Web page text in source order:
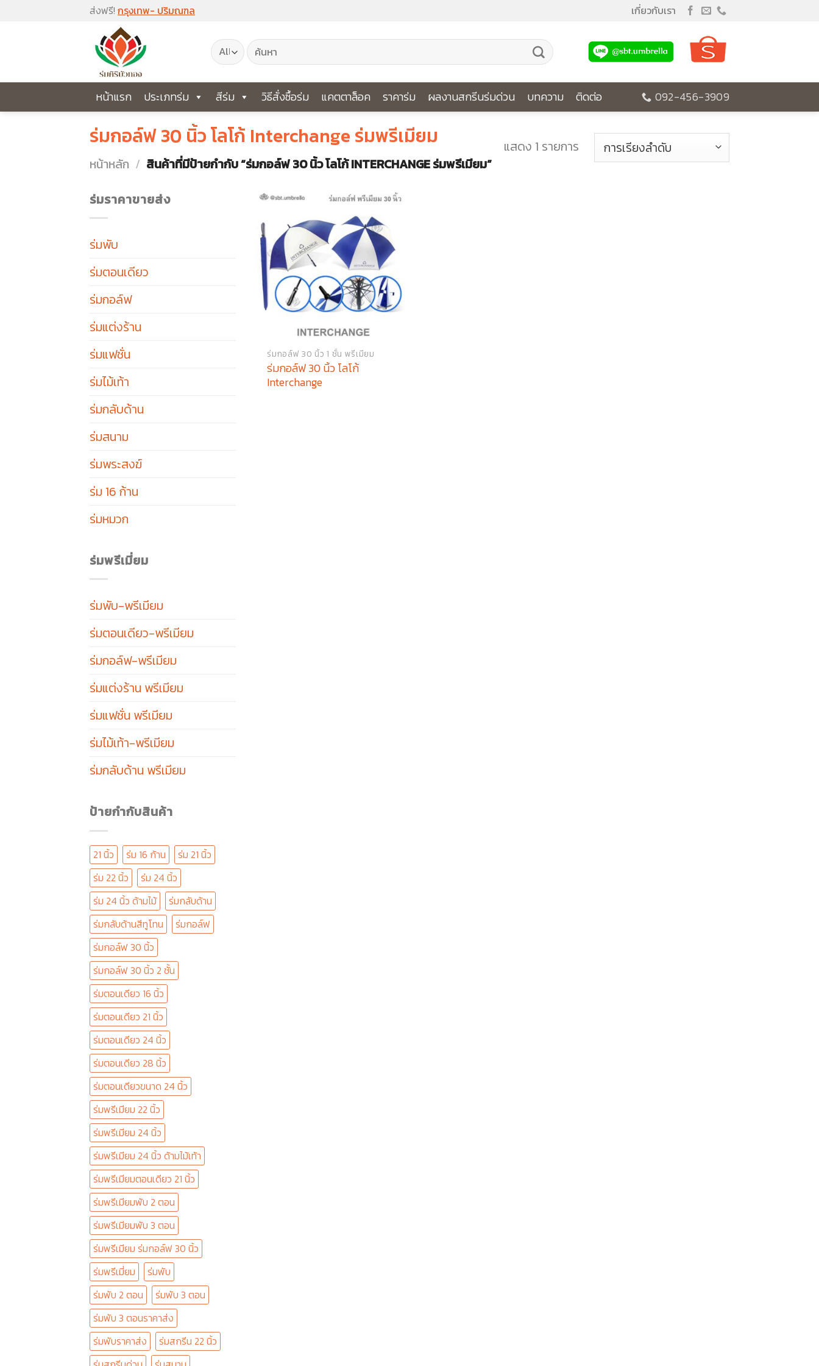
ส่งฟรี! กรุงเทพ- ปริมณฑล เกี่ยวกับเรา
ค้นหา:
หน้าแรก ประเภทร่ม สีร่ม วิธีสั่งซื้อร่ม แคตตาล็อค ราคาร่ม ผลงานสกรีนร่มด่วน บทความ ติดต่อ 092-456-3909
ร่มกอล์ฟ 30 นิ้ว โลโก้ Interchange ร่มพรีเมียม
หน้าหลัก / สินค้าที่มีป้ายกำกับ “ร่มกอล์ฟ 30 นิ้ว โลโก้ INTERCHANGE ร่มพรีเมียม”
แสดง 1 รายการ
ร่มราคาขายส่ง
ร่มพับ
ร่มตอนเดียว
ร่มกอล์ฟ
ร่มแต่งร้าน
ร่มแฟชั่น
ร่มไม้เท้า
ร่มกลับด้าน
ร่มสนาม
ร่มพระสงฆ์
ร่ม 16 ก้าน
ร่มหมวก
ร่มพรีเมี่ยม
ร่มพับ-พรีเมียม
ร่มตอนเดียว-พรีเมียม
ร่มกอล์ฟ-พรีเมียม
ร่มแต่งร้าน พรีเมียม
ร่มแฟชั่น พรีเมียม
ร่มไม้เท้า-พรีเมียม
ร่มกลับด้าน พรีเมียม
ป้ายกำกับสินค้า
21 นิ้ว ร่ม 16 ก้าน
ร่ม 21 นิ้ว
ร่ม 22 นิ้ว
ร่ม 24 นิ้ว
ร่ม 24 นิ้ว ด้ามไม้
ร่มกลับด้าน
ร่มกลับด้านสีทูโทน
ร่มกอล์ฟ
ร่มกอล์ฟ 30 นิ้ว
ร่มกอล์ฟ 30 นิ้ว 2 ชั้น
ร่มตอนเดียว 16 นิ้ว
ร่มตอนเดียว 21 นิ้ว
ร่มตอนเดียว 24 นิ้ว
ร่มตอนเดียว 28 นิ้ว
ร่มตอนเดียวขนาด 24 นิ้ว
ร่มพรีเมียม 22 นิ้ว
ร่มพรีเมียม 24 นิ้ว
ร่มพรีเมียม 24 นิ้ว ด้ามไม้เท้า
ร่มพรีเมียมตอนเดียว 21 นิ้ว
ร่มพรีเมียมพับ 2 ตอน
ร่มพรีเมียมพับ 3 ตอน
ร่มพรีเมียม ร่มกอล์ฟ 30 นิ้ว
ร่มพรีเมี่ยม
ร่มพับ
ร่มพับ 2 ตอน
ร่มพับ 3 ตอน
ร่มพับ 3 ตอนราคาส่ง
ร่มพับราคาส่ง
ร่มสกรีน 22 นิ้ว
ร่มกอล์ฟ 30 นิ้ว 1 ชั้น พรีเมียม
ร่มกอล์ฟ 30 นิ้ว โลโก้
Interchange